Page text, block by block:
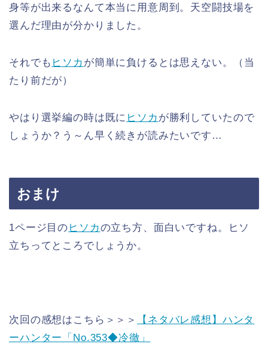
身等が出来るなんて本当に用意周到。天空闘技場を
選んだ理由が分かりました。
それでも ヒソカ が簡単に負けるとは思えない。（当
たり前だが）
やはり選挙編の時は既に ヒソカ が勝利していたので
しょうか？う～ん早く続きが読みたいです…
おまけ
1ページ目の ヒソカの立ち方、面白いですね。ヒソ
立ちってところでしょうか。
次回の感想はこちら＞＞＞
【ネタバレ感想】ハンタ
ーハンター「No.353◆冷徹」